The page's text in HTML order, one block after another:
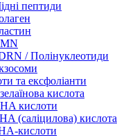
пептиди
/ Полінуклеотиди
та ексфоліанти
кислота
кислоти
(саліцилова) кислота
кислоти